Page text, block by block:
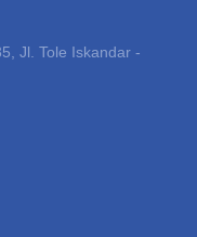
Jl. Tole Iskandar -